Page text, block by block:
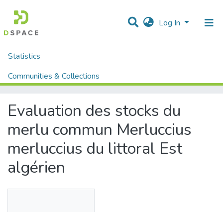
Log In
Statistics
Communities & Collections
Home
Evaluation des stocks du merlu commun Merluccius merluccius du littoral Est algérien
Evaluation des stocks du
merlu commun Merluccius
merluccius du littoral Est
algérien